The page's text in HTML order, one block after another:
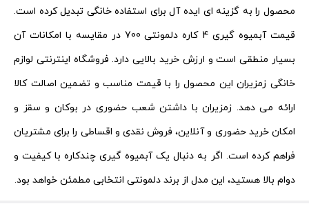
محصول را به گزینه ای ایده آل برای استفاده خانگی تبدیل کرده است.
قیمت آبمیوه گیری 4 کاره دلمونتی 700 در مقایسه با امکانات آن
بسیار منطقی است و ارزش خرید بالایی دارد. فروشگاه اینترنتی لوازم
خانگی زمزیران این محصول را با قیمت مناسب و تضمین اصالت کالا
ارائه می دهد. زمزیران با داشتن شعب حضوری در بوکان و سقز و
امکان خرید حضوری و آنلاین، فروش نقدی و اقساطی را برای مشتریان
فراهم کرده است. اگر به دنبال یک آبمیوه گیری چندکاره با کیفیت و
دوام بالا هستید، این مدل از برند دلمونتی انتخابی مطمئن خواهد بود.